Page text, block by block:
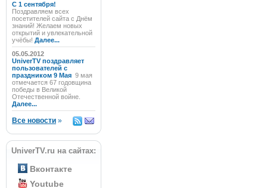
C 1 сентября!
Поздравляем всех
посетителей сайта с Днём
знаний! Желаем новых
открытий и увлекательной
учёбы! Далее...
05.05.2012
UniverTV поздравляет
пользователей с
праздником 9 Мая 9 мая
отмечается 67 годовщина
победы в Великой
Отечественной войне.
Далее...
Все новости »
UniverTV.ru на сайтах:
Вконтакте
Youtube